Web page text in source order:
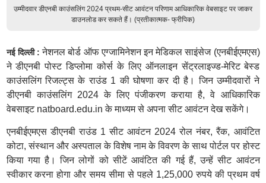
उम्मीदवार डीएनबी काउंसलिंग 2024 प्रथम-सीट आवंटन परिणाम आधिकारिक वेबसाइट पर जाकर
डाउनलोड कर सकते हैं। (प्रतीकात्मक- फ्रीपिक)
नई दिल्ली : नेशनल बोर्ड ऑफ एग्जामिनेशन इन मेडिकल साइंसेज (एनबीईएमएस)
ने डीएनबी पोस्ट डिप्लोमा कोर्स के लिए ऑनलाइन सेंट्रलाइज्ड-मेरिट बेस्ड
काउंसलिंग रिजल्ट्स के राउंड 1 की घोषणा कर दी है। जिन उम्मीदवारों ने
डीएनबी काउंसलिंग 2024 के लिए पंजीकरण कराया है, वे आधिकारिक
वेबसाइट natboard.edu.in के माध्यम से अपना सीट आवंटन देख सकेंगे।
एनबीईएमएस डीएनबी राउंड 1 सीट आवंटन 2024 रोल नंबर, रैंक, आवंटित
कोटा, संस्थान और अस्पताल के विशेष नाम के विवरण के साथ पोर्टल पर होस्ट
किया गया है। जिन लोगों को सीटें आवंटित की गई हैं, उन्हें सीट आवंटन
स्वीकार करना होगा और समय सीमा से पहले 1,25,000 रुपये की प्रथम वर्ष